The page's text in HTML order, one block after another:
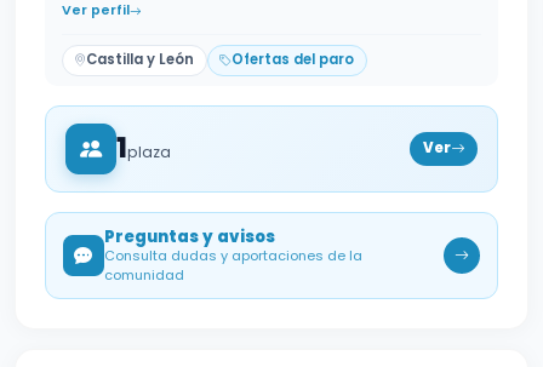
Ver perfil
Castilla y León Ofertas del paro
1plaza Ver
Preguntas y avisos
Consulta dudas y aportaciones de la
comunidad